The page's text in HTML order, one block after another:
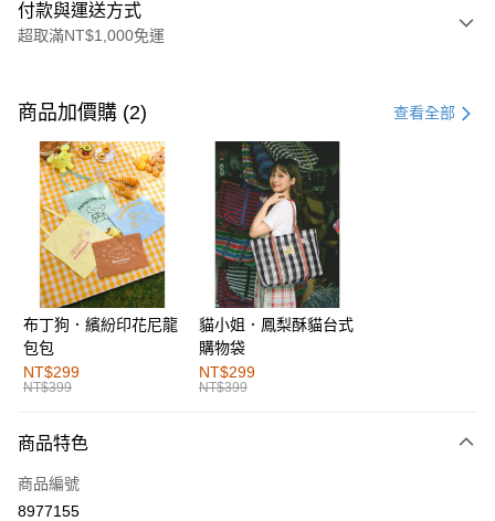
付款與運送方式
超取滿NT$1,000免運
信用卡一次付款
購物金
超商取貨付款
LINE Pay
街口支付
運送方式
全家取貨付款
每筆NT$60，滿NT$1,000(含以上)免運費
付款後全家取貨
萊爾富取貨付款
商品加價購 (2) 查看全部
布丁狗．繽紛印花尼龍
包包
NT$299
NT$399
貓小姐．鳳梨酥貓台式
購物袋
NT$299
NT$399
商品特色
商品編號
8977155